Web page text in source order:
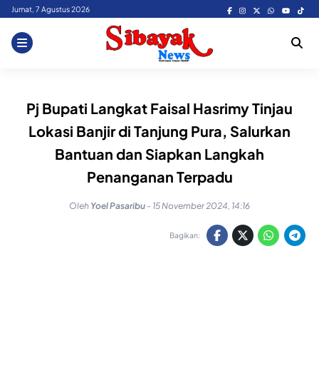
Skip
content
Jumat, 7 Agustus 2026
Pj Bupati Langkat Faisal Hasrimy Tinjau
Lokasi Banjir di Tanjung Pura, Salurkan
Bantuan dan Siapkan Langkah
Penanganan Terpadu
Oleh Yoel Pasaribu - 15 November 2024, 14:16
Bagikan: